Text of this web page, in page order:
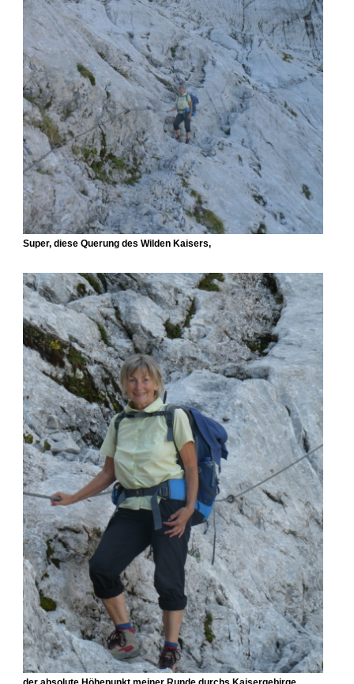
Super, diese Querung des Wilden Kaisers,